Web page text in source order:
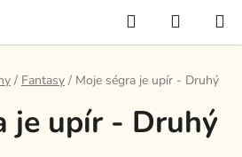
Hledat
KOŠÍK
/ Fantasy / Moje ségra je upír - Druhý
je upír - Druhý